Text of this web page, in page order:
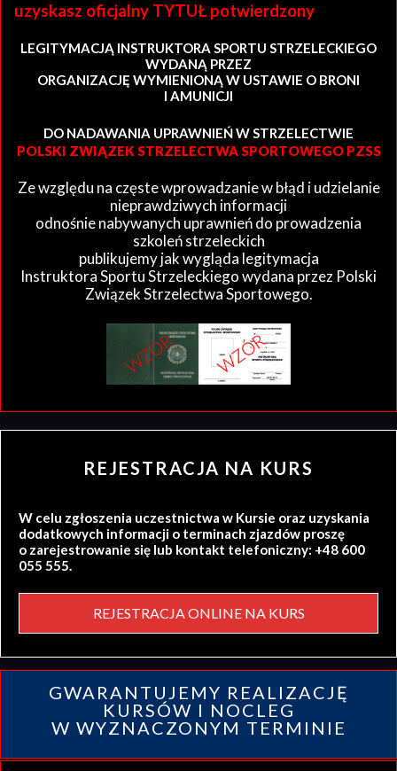
uzyskasz oficjalny TYTUŁ potwierdzony
LEGITYMACJĄ INSTRUKTORA SPORTU STRZELECKIEGO
WYDANĄ PRZEZ
ORGANIZACJĘ WYMIENIONĄ W USTAWIE O BRONI
I AMUNICJI
DO NADAWANIA UPRAWNIEŃ W STRZELECTWIE
POLSKI ZWIĄZEK STRZELECTWA SPORTOWEGO PZSS
Ze względu na częste wprowadzanie w błąd i udzielanie
nieprawdziwych informacji
odnośnie nabywanych uprawnień do prowadzenia
szkoleń strzeleckich
publikujemy jak wygląda legitymacja
Instruktora Sportu Strzeleckiego wydana przez Polski
Związek Strzelectwa Sportowego.
REJESTRACJA NA KURS
W celu zgłoszenia uczestnictwa w Kursie oraz uzyskania
dodatkowych informacji o terminach zjazdów proszę
o zarejestrowanie się lub kontakt telefoniczny: +48 600
055 555.
REJESTRACJA ONLINE NA KURS
GWARANTUJEMY REALIZACJĘ
KURSÓW I NOCLEG
W WYZNACZONYM TERMINIE